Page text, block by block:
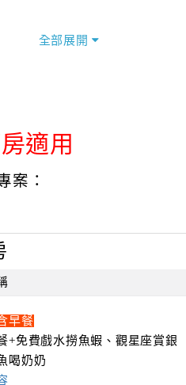
全部展開
適用
案：
早餐
+免費戲水撈魚蝦、觀星座賞銀
喝奶奶